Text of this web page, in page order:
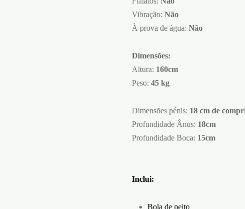
Vibração: Não
À prova de água: Não
Dimensões:
Altura: 160cm
Peso: 45 kg
Dimensões pénis: 18 cm de
Profundidade Ânus: 18cm
Profundidade Boca: 15cm
Inclui:
Bola de peito